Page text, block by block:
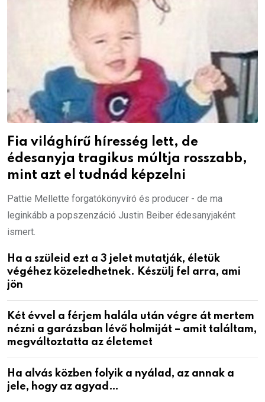
Fia világhírű híresség lett, de
édesanyja tragikus múltja rosszabb,
mint azt el tudnád képzelni
Pattie Mellette forgatókönyvíró és producer - de ma
leginkább a popszenzáció Justin Beiber édesanyjaként
ismert.
Ha a szüleid ezt a 3 jelet mutatják, életük
végéhez közeledhetnek. Készülj fel arra, ami
jön
Két évvel a férjem halála után végre át mertem
nézni a garázsban lévő holmiját – amit találtam,
megváltoztatta az életemet
Ha alvás közben folyik a nyálad, az annak a
jele, hogy az agyad…